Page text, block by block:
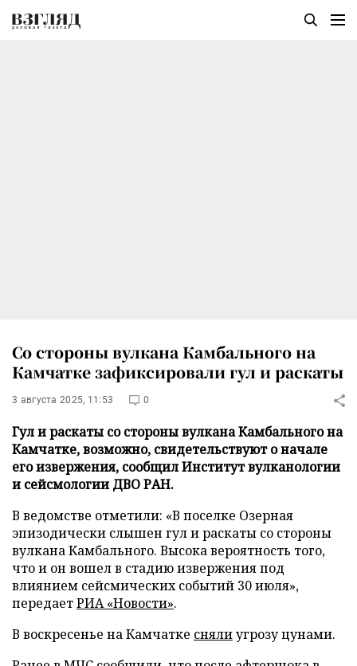
Со стороны вулкана Камбального на
Камчатке зафиксировали гул и раскаты
3 августа 2025, 11:53 0
Гул и раскаты со стороны вулкана Камбального на
Камчатке, возможно, свидетельствуют о начале
его извержения, сообщил Институт вулканологии
и сейсмологии ДВО РАН.
В ведомстве отметили: «В поселке Озерная
эпизодически слышен гул и раскаты со стороны
вулкана Камбального. Высока вероятность того,
что и он вошел в стадию извержения под
влиянием сейсмических событий 30 июля»,
передаетРИА «Новости».
В воскресенье на Камчатке снялиугрозу цунами.